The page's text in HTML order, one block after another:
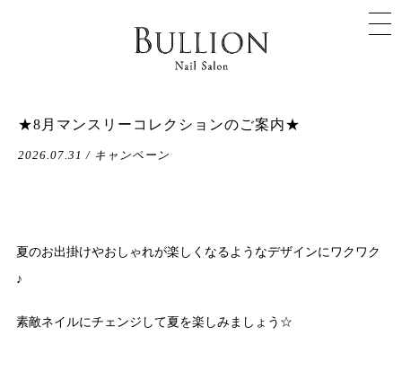
★8月マンスリーコレクションのご案内★
2026.07.31 / キャンペーン
夏のお出掛けやおしゃれが楽しくなるようなデザインにワクワク
♪
素敵ネイルにチェンジして夏を楽しみましょう☆